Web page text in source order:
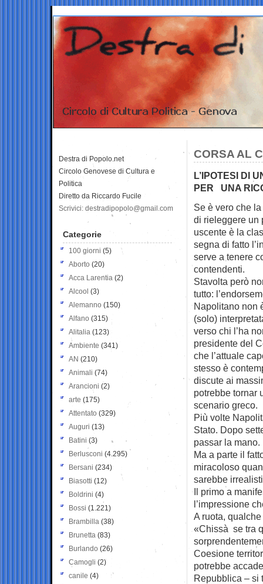
CORSA AL
L’IPOTESI DI
PER UNA
Se è vero che
di rieleggere un
uscente è la
segna di fatto
serve a tenere
contendenti.
Stavolta però
tutto:
Napolitano non
(solo)
verso chi l’ha
presidente del
che l’attuale
stesso è
discute ai
potrebbe tornar
scenario greco.
Più volte
Stato. Dopo
passar la mano.
Ma a parte il
miracoloso
sarebbe
Il primo a
l’impressione
A ruota,
«Chissà se tra
Coesione
potrebbe
Repubblica – si
Destra di Popolo.net
Circolo Genovese di Cultura e
Politica
Diretto da Riccardo Fucile
Scrivici: destradipopolo@gmail.com
Categorie
100 giorni (5)
Aborto (20)
Acca Larentia (2)
Alcool (3)
Alemanno (150)
Alfano (315)
Alitalia (123)
Ambiente (341)
AN (210)
Animali (74)
Arancioni (2)
arte (175)
Attentato (329)
Auguri (13)
Batini (3)
Berlusconi (4.295)
Bersani (234)
Biasotti (12)
Boldrini (4)
Bossi (1.221)
Brambilla (38)
Brunetta (83)
Burlando (26)
Camogli (2)
canile (4)